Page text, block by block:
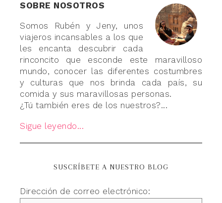
SOBRE NOSOTROS
Somos Rubén y Jeny, unos
viajeros incansables a los que
les encanta descubrir cada
rinconcito que esconde este maravilloso
mundo, conocer las diferentes costumbres
y culturas que nos brinda cada país, su
comida y sus maravillosas personas.
¿Tú también eres de los nuestros?...
Sigue leyendo...
SUSCRÍBETE A NUESTRO BLOG
Dirección de correo electrónico: